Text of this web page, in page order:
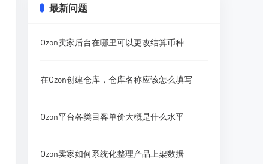
最新问题
Ozon卖家后台在哪里可以更改结算币种
在Ozon创建仓库，仓库名称应该怎么填写
Ozon平台各类目客单价大概是什么水平
Ozon卖家如何系统化整理产品上架数据